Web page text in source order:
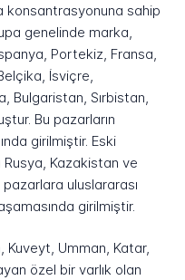
konsantrasyonuna sahip
genelinde marka,
Portekiz, Fransa,
İsviçre,
Bulgaristan, Sırbistan,
Bu pazarların
girilmiştir. Eski
Rusya, Kazakistan ve
uluslararası
girilmiştir.
Kuveyt, Umman, Katar,
özel bir varlık olan